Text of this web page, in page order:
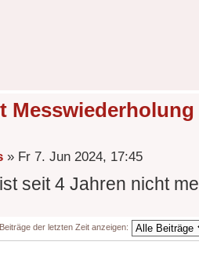
» Fr 7. Jun 2024, 17:45
seit 4 Jahren nicht
Beiträge der letzten Zeit anzeigen: